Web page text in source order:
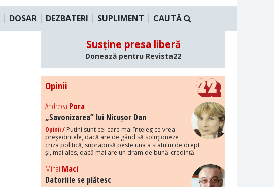
DOSAR DEZBATERI SUPLIMENT CAUTĂ
Susține presa liberă
Donează pentru Revista22
Opinii
Andreea Pora
„Savonizarea” lui Nicușor Dan
Opinii / Puțini sunt cei care mai înțeleg ce vrea
președintele, dacă are de gând să soluționeze
criza politică, suprapusă peste una a statului de drept
și, mai ales, dacă mai are un dram de bună-credință.
Mihai Maci
Datoriile se plătesc